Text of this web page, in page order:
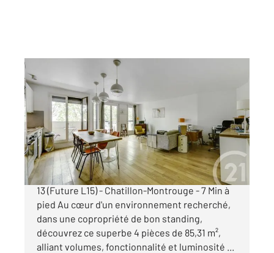
MONTROUGE 92
85,31 m
, 4 pièces
Ref : 11746
Appartement F4 à vendre
655 000 €
MONTROUGE Quartier Jean Jaurès Métro Ligne
13 (Future L15) - Chatillon-Montrouge - 7 Min à
pied Au cœur d'un environnement recherché,
dans une copropriété de bon standing,
découvrez ce superbe 4 pièces de 85,31 m²,
alliant volumes, fonctionnalité et luminosité ...